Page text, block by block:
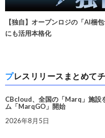
【独自】オープンロジの「AI梱
にも活用本格化
プレスリリースまとめて
CBcloud、全国の「Marq」施設
ム「MarqGO」開始
2026年8月5日